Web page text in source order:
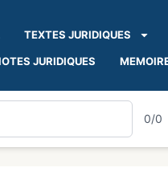
TEXTES JURIDIQUES
JURIDIQUES
0/0